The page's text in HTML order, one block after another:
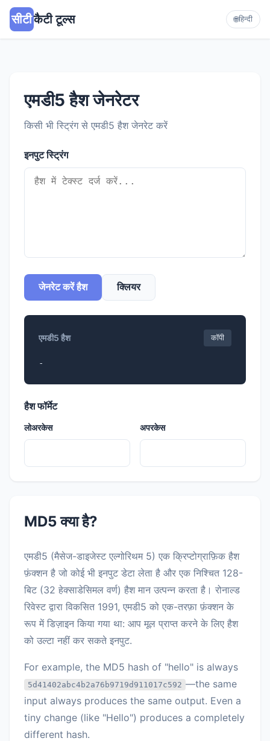
सीटीकैटी टूल्स 🌐हिन्दी
एमडी5 हैश जेनरेटर
किसी भी स्ट्रिंग से एमडी5 हैश जेनरेट करें
इनपुट स्ट्रिंग
जेनरेट करें हैश क्लियर
एमडी5 हैश कॉपी
-
हैश फॉर्मेट
लोअरकेस अपरकेस
MD5 क्या है?
एमडी5 (मैसेज-डाइजेस्ट एल्गोरिथम 5) एक क्रिप्टोग्राफ़िक हैश
फ़ंक्शन है जो कोई भी इनपुट डेटा लेता है और एक निश्चित 128-
बिट (32 हेक्साडेसिमल वर्ण) हैश मान उत्पन्न करता है। रोनाल्ड
रिवेस्ट द्वारा विकसित 1991, एमडी5 को एक-तरफ़ा फ़ंक्शन के
रूप में डिज़ाइन किया गया था: आप मूल प्राप्त करने के लिए हैश
को उल्टा नहीं कर सकते इनपुट.
For example, the MD5 hash of "hello" is always
5d41402abc4b2a76b9719d911017c592 —the same
input always produces the same output. Even a
tiny change (like "Hello") produces a completely
different hash.